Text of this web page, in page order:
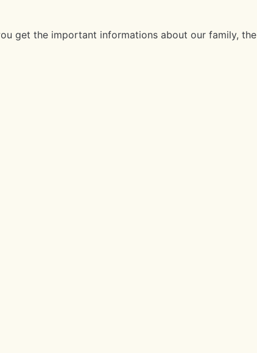
get the important informations about our family, the